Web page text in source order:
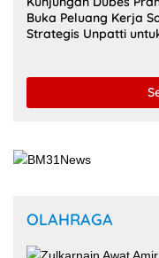
Buka Peluang Kerja
Strategis Unpatti
OLAHRAGA